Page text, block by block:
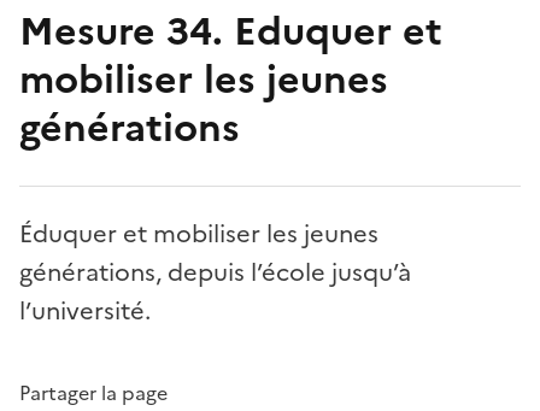
Mesure 34. Eduquer et
mobiliser les jeunes
générations
Éduquer et mobiliser les jeunes
générations, depuis l’école jusqu’à
l’université.
Partager la page